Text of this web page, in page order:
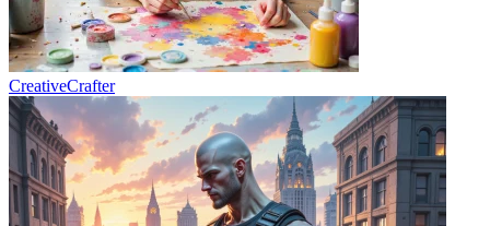
CreativeCrafter